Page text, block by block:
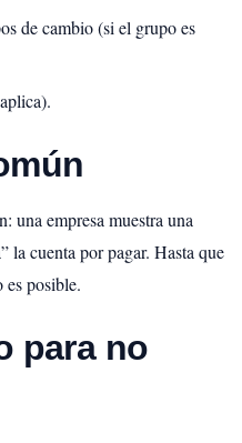
de cambio (si el grupo es
una empresa muestra una
la cuenta por pagar. Hasta que
es posible.
para no